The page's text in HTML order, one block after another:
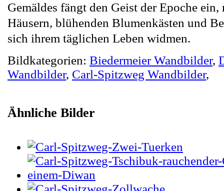
Gemäldes fängt den Geist der Epoche
Häusern, blühenden Blumenkästen und
sich ihrem täglichen Leben widmen.
Bildkategorien: Biedermeier Wandbilder,
Wandbilder, Carl-Spitzweg Wandbilder,
Ähnliche Bilder